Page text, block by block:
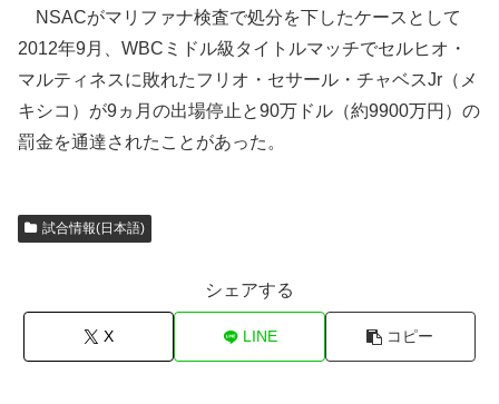
NSACがマリファナ検査で処分を下したケースとして
2012年9月、WBCミドル級タイトルマッチでセルヒオ・
マルティネスに敗れたフリオ・セサール・チャベスJr（メ
キシコ）が9ヵ月の出場停止と90万ドル（約9900万円）の
罰金を通達されたことがあった。
試合情報(日本語)
シェアする
X LINE コピー